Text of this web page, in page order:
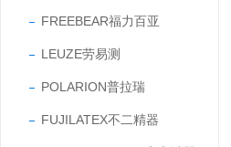
FREEBEAR福力百亚
LEUZE劳易测
POLARION普拉瑞
FUJILATEX不二精器